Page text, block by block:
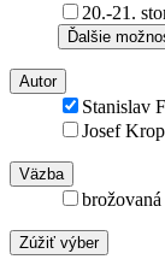
20.-21.
Ďalšie
Autor
Stanislav
Josef
Väzba
Zúžiť výber